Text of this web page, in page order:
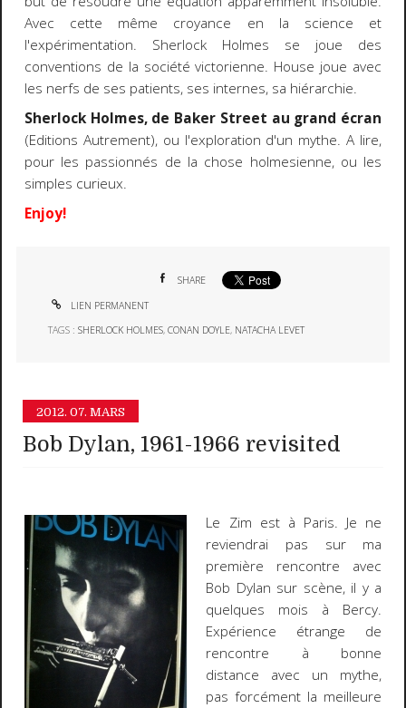
Avec cette même croyance en la science et
l'expérimentation. Sherlock Holmes se joue des
conventions de la société victorienne. House joue avec
les nerfs de ses patients, ses internes, sa hiérarchie.
Sherlock Holmes, de Baker Street au grand écran
(Editions Autrement), ou l'exploration d'un mythe. A lire,
pour les passionnés de la chose holmesienne, ou les
simples curieux.
Enjoy!
SHARE
LIEN PERMANENT
TAGS :SHERLOCK HOLMES,CONAN DOYLE, NATACHA LEVET
2012. 07. MARS
Bob Dylan, 1961-1966 revisited
Le Zim est à Paris. Je ne
reviendrai pas sur ma
première rencontre avec
Bob Dylan sur scène, il y a
quelques mois à Bercy.
Expérience étrange de
rencontre à bonne
distance avec un mythe,
pas forcément la meilleure